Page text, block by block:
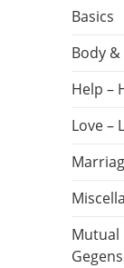
Basics
Body &
Help –
Love –
Mutual